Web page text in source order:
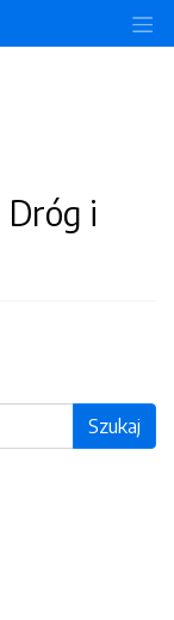
Dróg i
Szukaj